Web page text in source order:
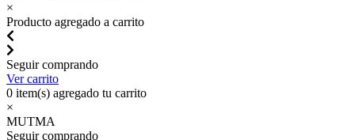
×
Producto agregado a carrito
Seguir comprando
Ver carrito
0 item(s) agregado tu carrito
×
MUTMA
Seguir comprando